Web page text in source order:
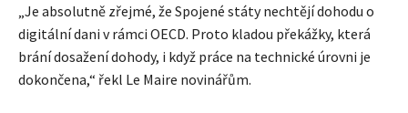
„Je absolutně zřejmé, že Spojené státy nechtějí dohodu o
digitální dani v rámci OECD. Proto kladou překážky, která
brání dosažení dohody, i když práce na technické úrovni je
dokončena,“ řekl Le Maire novinářům.